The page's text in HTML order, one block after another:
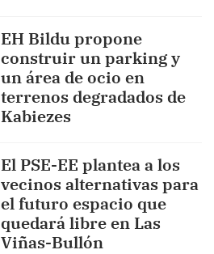
EH Bildu propone
construir un parking y
un área de ocio en
terrenos degradados de
Kabiezes
El PSE-EE plantea a los
vecinos alternativas para
el futuro espacio que
quedará libre en Las
Viñas-Bullón